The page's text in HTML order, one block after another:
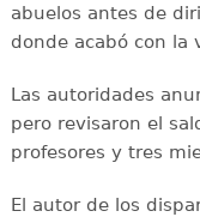
abuelos antes de
donde acabó con la
Las autoridades
pero revisaron el
profesores y tres
El autor de los